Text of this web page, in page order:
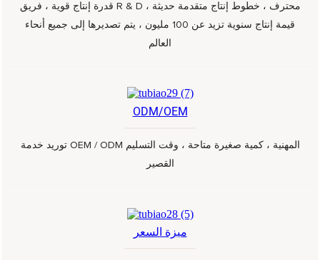
قدرة إنتاج قوية ، فريق R & D محترف ، خطوط إنتاج متقدمة حديثة ،
قيمة إنتاج سنوية تزيد عن 100 مليون ، يتم تصديرها إلى جميع أنحاء
العالم
ODM/OEM
توريد خدمة OEM / ODM المهنية ، كمية صغيرة متاحة ، وقت التسليم
القصير
ميزة السعر